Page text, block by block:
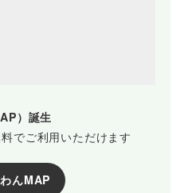
）誕生
でご利用いただけます
んMAP